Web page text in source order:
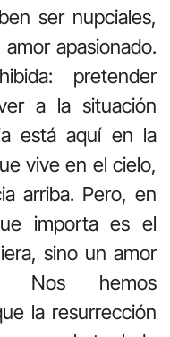
ser nupciales,
apasionado.
pretender
a la situación
está aquí en la
vive en el cielo,
arriba. Pero, en
importa es el
sino un amor
Nos hemos
la resurrección